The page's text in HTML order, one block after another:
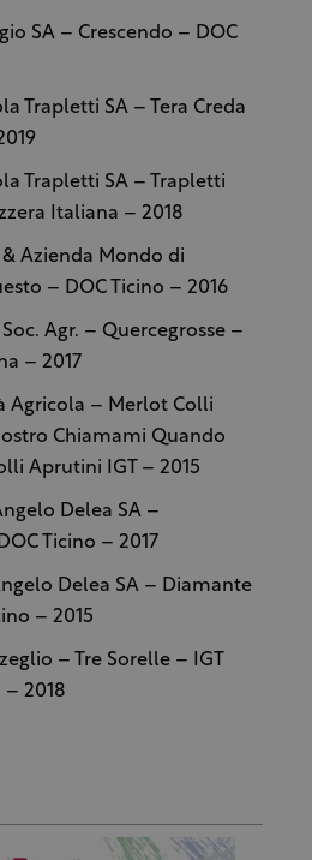
SA – Crescendo – DOC
Trapletti SA – Tera Creda
Trapletti SA – Trapletti
Italiana – 2018
& Azienda Mondo di
– DOC Ticino – 2016
Agr. – Quercegrosse –
– 2017
Agricola – Merlot Colli
Chiamami Quando
Aprutini IGT – 2015
Delea SA –
Ticino – 2017
Delea SA – Diamante
– 2015
– Tre Sorelle – IGT
– 2018